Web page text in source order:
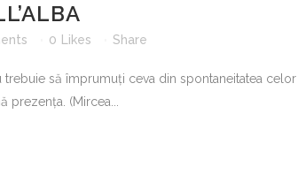
RESTAURATIO
0 Likes Share
să împrumuţi ceva din spontaneitatea celor
(Mircea...